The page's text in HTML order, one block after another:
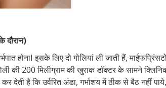
दौरान)
होनाI इसके लिए दो गोलियां ली जाती हैं,
की 200 मिलीग्राम की खुराक डॉक्टर के सामने
देती है कि उर्वरित अंडा, गर्भाशय में ठीक से बैठ नहीं